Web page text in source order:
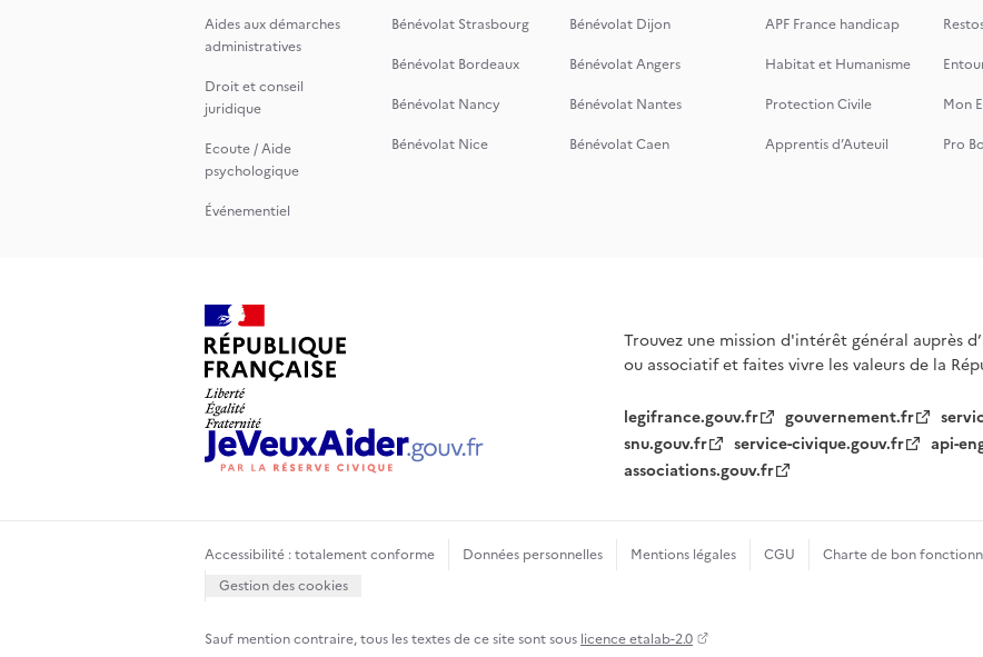
Aides aux démarches
administratives
Droit et conseil
juridique
Ecoute / Aide
psychologique
Événementiel
Bénévolat Strasbourg
Bénévolat Dijon
Bénévolat Bordeaux
Bénévolat Angers
Bénévolat Nancy
Bénévolat Nantes
Bénévolat Nice
Bénévolat Caen
APF France handicap
Habitat et Humanisme
Protection Civile
Mon
Apprentis d’Auteuil
Pro
Trouvez une mission d'intérêt général auprès
ou associatif et faites vivre les valeurs de la
legifrance.gouv.fr gouvernement.fr
snu.gouv.fr
service-civique.gouv.fr
api-
associations.gouv.fr
Accessibilité : totalement conforme Données personnelles Mentions légales CGU Charte de bon
Gestion des cookies
Sauf mention contraire, tous les textes de ce site sont sous licence etalab-2.0